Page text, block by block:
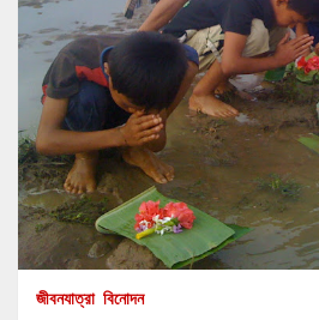
জীবনযাত্রা বিনোদন